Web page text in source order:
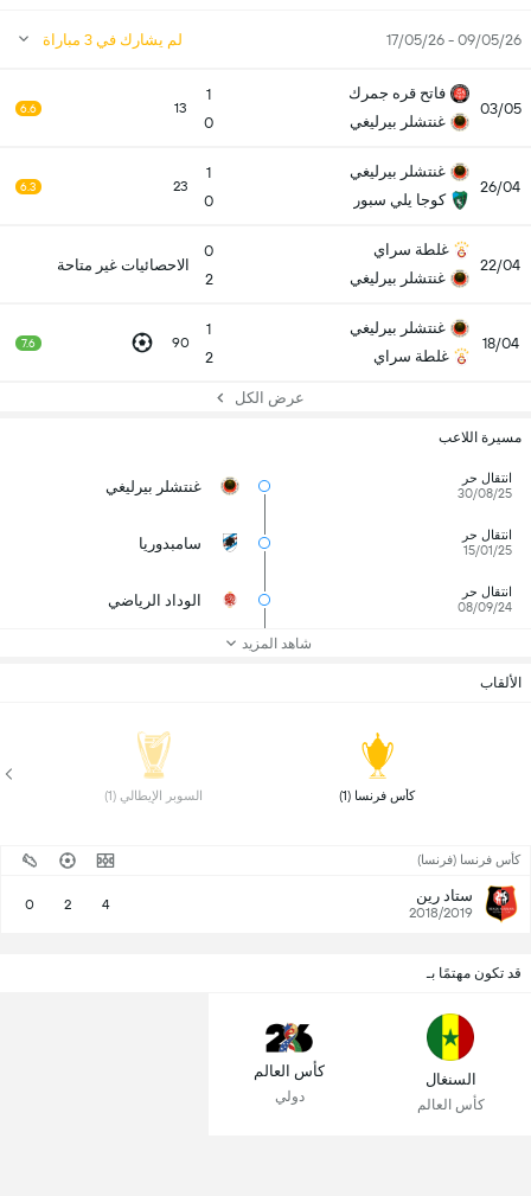
09/05/26 - 17/05/26 لم يشارك في 3 مباراة
03/05
فاتح قره جمرك
غنتشلر بيرليغي
1
0
13
6.6
26/04
غنتشلر بيرليغي
كوجا يلي سبور
1
0
23
6.3
22/04
غلطة سراي
غنتشلر بيرليغي
0
2
الاحصائيات غير متاحة
18/04
غنتشلر بيرليغي
غلطة سراي
1
2
90
7.6
عرض الكل
مسيرة اللاعب
انتقال حر
30/08/25
غنتشلر بيرليغي
انتقال حر
15/01/25
سامبدوريا
انتقال حر
08/09/24
الوداد الرياضي
شاهد المزيد
الألقاب
كأس فرنسا (1) السوبر الإيطالي (1)
كأس فرنسا (فرنسا)
ستاد رين
2018/2019
4
2
0
قد تكون مهتمًا بـ
السنغال
كأس العالم
كأس العالم
دولي